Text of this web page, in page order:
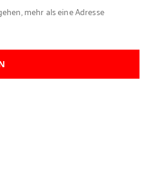
mehr als eine Adresse